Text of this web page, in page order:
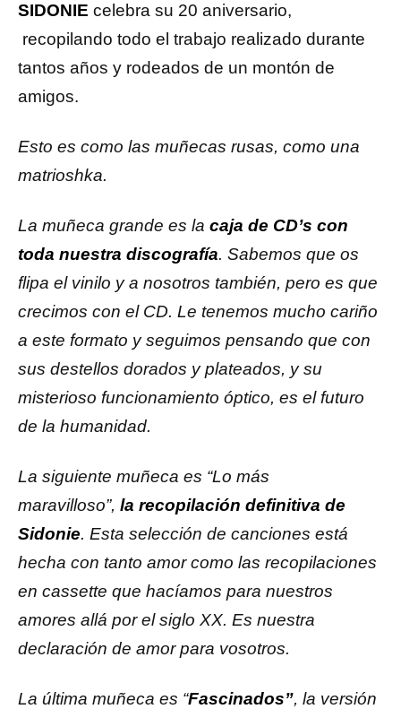
SIDONIE celebra su 20 aniversario,
recopilando todo el trabajo realizado durante
tantos años y rodeados de un montón de
amigos.
Esto es como las muñecas rusas, como una
matrioshka.
La muñeca grande es la caja de CD’s con
toda nuestra discografía. Sabemos que os
flipa el vinilo y a nosotros también, pero es que
crecimos con el CD. Le tenemos mucho cariño
a este formato y seguimos pensando que con
sus destellos dorados y plateados, y su
misterioso funcionamiento óptico, es el futuro
de la humanidad.
La siguiente muñeca es “Lo más
maravilloso”, la recopilación definitiva de
Sidonie. Esta selección de canciones está
hecha con tanto amor como las recopilaciones
en cassette que hacíamos para nuestros
amores allá por el siglo XX. Es nuestra
declaración de amor para vosotros.
La última muñeca es “Fascinados”, la versión